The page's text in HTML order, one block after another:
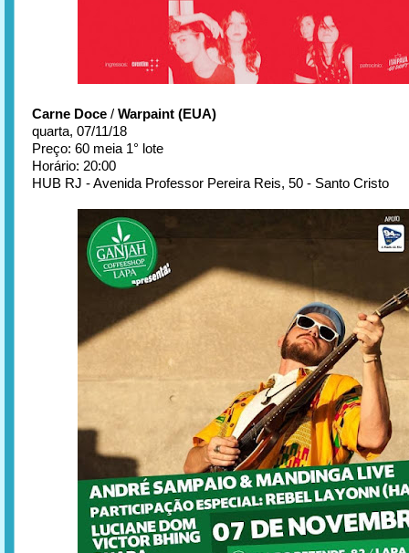
Carne Doce / Warpaint (EUA)
quarta, 07/11/18
Preço: 60 meia 1° lote
Horário: 20:00
HUB RJ - Avenida Professor Pereira Reis, 50 - Santo Cristo